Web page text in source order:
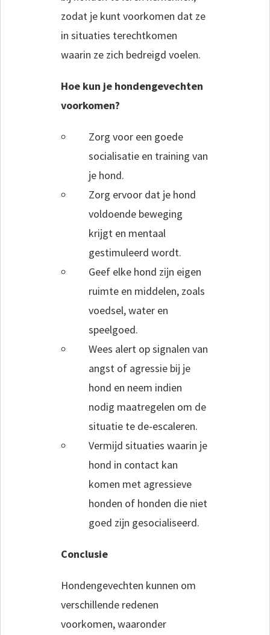
zodat je kunt voorkomen dat ze
in situaties terechtkomen
waarin ze zich bedreigd voelen.
Hoe kun je hondengevechten
voorkomen?
Zorg voor een goede
socialisatie en training van
je hond.
Zorg ervoor dat je hond
voldoende beweging
krijgt en mentaal
gestimuleerd wordt.
Geef elke hond zijn eigen
ruimte en middelen, zoals
voedsel, water en
speelgoed.
Wees alert op signalen van
angst of agressie bij je
hond en neem indien
nodig maatregelen om de
situatie te de-escaleren.
Vermijd situaties waarin je
hond in contact kan
komen met agressieve
honden of honden die niet
goed zijn gesocialiseerd.
Conclusie
Hondengevechten kunnen om
verschillende redenen
voorkomen, waaronder